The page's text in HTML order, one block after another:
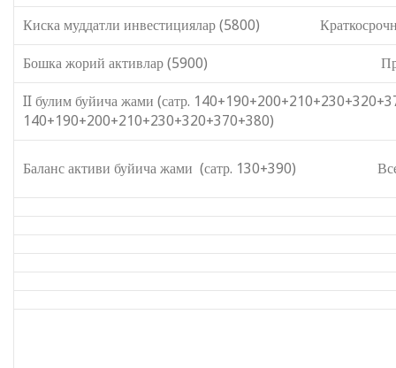
Киска муддатли инвестициялар (5800)
Бошка жорий активлар (5900) Прочие
II булим буйича жами (сатр.
140+190+200+210+230+320+370+380)
Баланс активи буйича жами (сатр. 130+390) Всего